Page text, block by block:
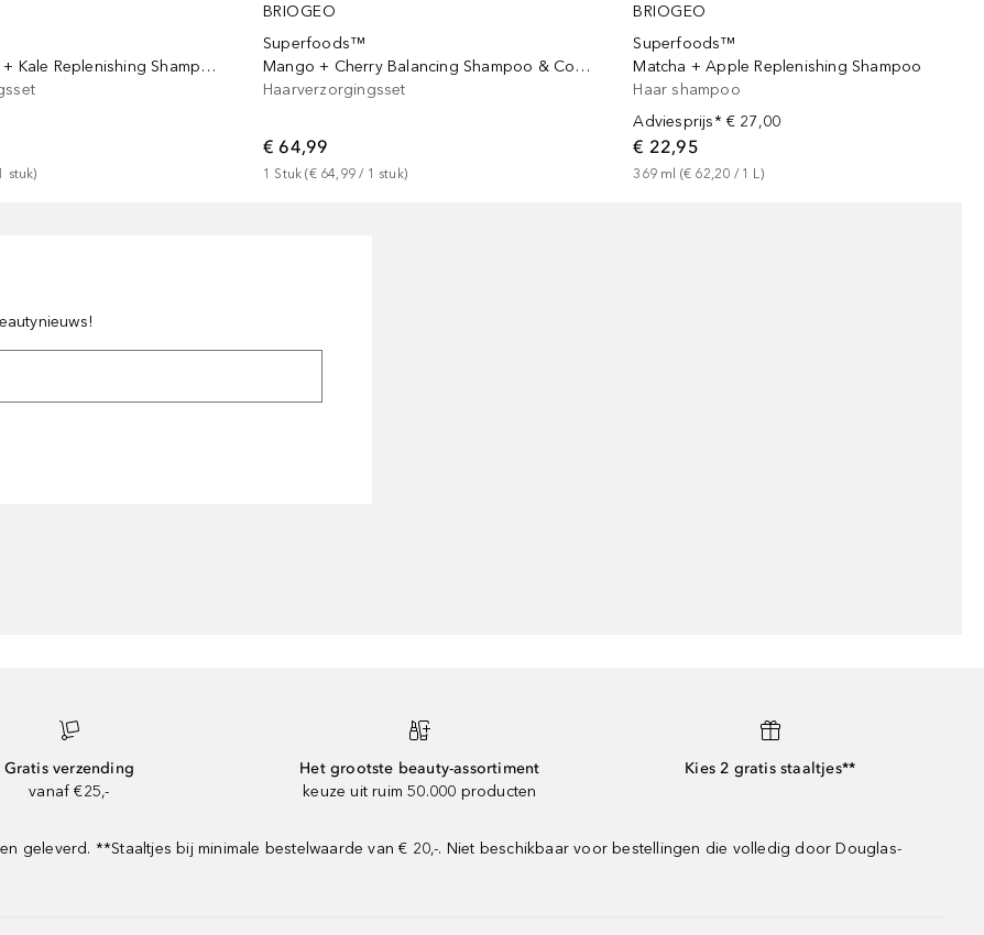
Apple, Matcha + Kale Replenishing Shampoo + Conditioner Duo
stuk)
BRIOGEO
Superfoods™
Mango + Cherry Balancing Shampoo & Conditioner Duo
Haarverzorgingsset
€ 64,99
1 Stuk (€ 64,99 / 1 stuk)
BRIOGEO
Superfoods™
Matcha + Apple Replenishing Shampoo
Haar shampoo
Adviesprijs* € 27,00
€ 22,95
369 ml (€ 62,20 / 1 L )
Gratis verzending
vanaf €25,-
Het grootste beauty-assortiment
keuze uit ruim 50.000 producten
Kies 2 gratis staaltjes**
geleverd. **Staaltjes bij minimale bestelwaarde van € 20,-. Niet beschikbaar voor bestellingen die volledig door Douglas-